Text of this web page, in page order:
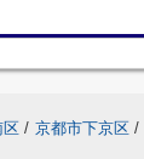
区 / 京都市下京区 /